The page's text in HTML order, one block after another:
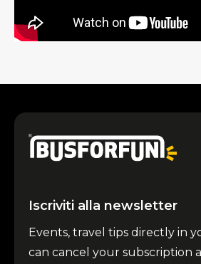
Iscriviti alla newsletter
Events, travel tips directly in
can cancel your subscription